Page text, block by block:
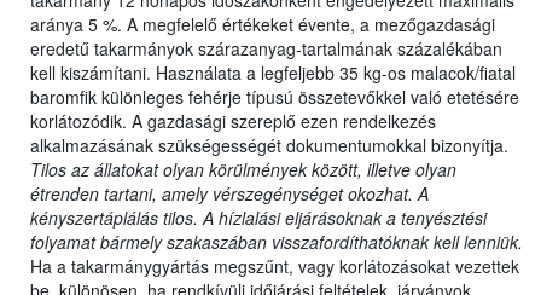
aránya 5 %. A megfelelő értékeket évente, a mezőgazdasági
eredetű takarmányok szárazanyag-tartalmának százalékában
kell kiszámítani. Használata a legfeljebb 35 kg-os malacok/fiatal
baromfik különleges fehérje típusú összetevőkkel való etetésére
korlátozódik. A gazdasági szereplő ezen rendelkezés
alkalmazásának szükségességét dokumentumokkal bizonyítja.
Tilos az állatokat olyan körülmények között, illetve olyan
étrenden tartani, amely vérszegénységet okozhat. A
kényszertáplálás tilos. A hízlalási eljárásoknak a tenyésztési
folyamat bármely szakaszában visszafordíthatóknak kell lenniük.
Ha a takarmánygyártás megszűnt, vagy korlátozásokat vezettek